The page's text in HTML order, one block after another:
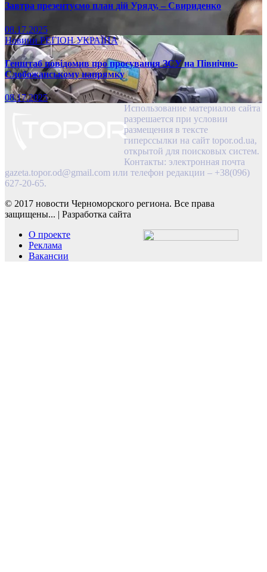
Завтра презентуємо план дій Уряду, – Свириденко
08.17.2025
НовиниРЕГІОНУКРАЇНА
Генштаб повідомив про просування ЗСУ на Північно-
Слобожанському напрямку
08.17.2025
Использование материалов сайта
разрешается при условии
размещения в тексте
гиперссылки на сайт topor.od.ua,
открытой для поисковых систем.
Контакты: электронная почта
gazeta.topor.od@gmail.com или телефон редакции – +38(096)
627-20-65.
© 2017 новости Черноморского региона. Все права
защищены... | Разработка сайта
О проекте
Реклама
Вакансии